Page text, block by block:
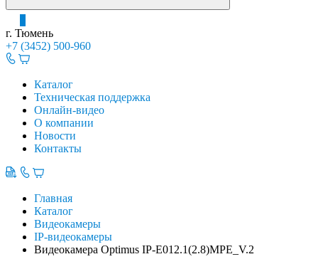
г. Тюмень
+7 (3452) 500-960
Каталог
Техническая поддержка
Онлайн-видео
О компании
Новости
Контакты
Главная
Каталог
Видеокамеры
IP-видеокамеры
Видеокамера Optimus IP-E012.1(2.8)MPE_V.2